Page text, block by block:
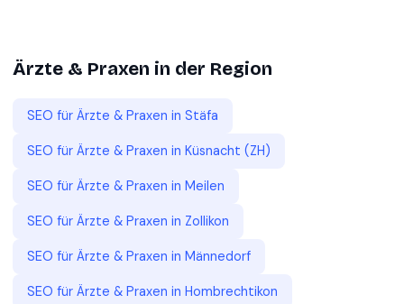
Ärzte & Praxen in der Region
SEO für Ärzte & Praxen in Stäfa
SEO für Ärzte & Praxen in Küsnacht (ZH)
SEO für Ärzte & Praxen in Meilen
SEO für Ärzte & Praxen in Zollikon
SEO für Ärzte & Praxen in Männedorf
SEO für Ärzte & Praxen in Hombrechtikon